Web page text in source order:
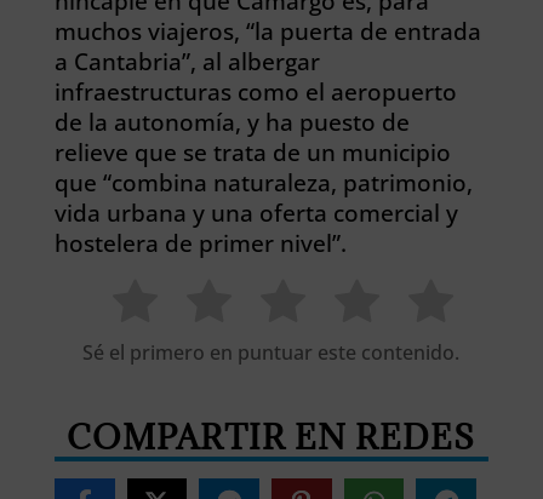
muchos viajeros, “la puerta de entrada
a Cantabria”, al albergar
infraestructuras como el aeropuerto
de la autonomía, y ha puesto de
relieve que se trata de un municipio
que “combina naturaleza, patrimonio,
vida urbana y una oferta comercial y
hostelera de primer nivel”.
Sé el primero en puntuar este contenido.
COMPARTIR EN REDES